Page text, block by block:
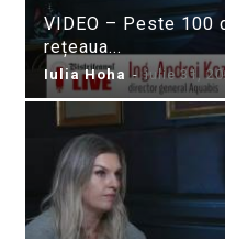
VIDEO – Peste 100
rețeaua...
Iulia Hoha - iulie 31,